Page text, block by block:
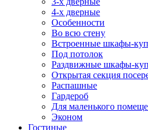
4-х дверные
Особенности
Во всю стену
Встроенные шкафы-
Под потолок
Раздвижные шкафы-
Открытая секция
Распашные
Гардероб
Для маленького
Эконом
Гостиные